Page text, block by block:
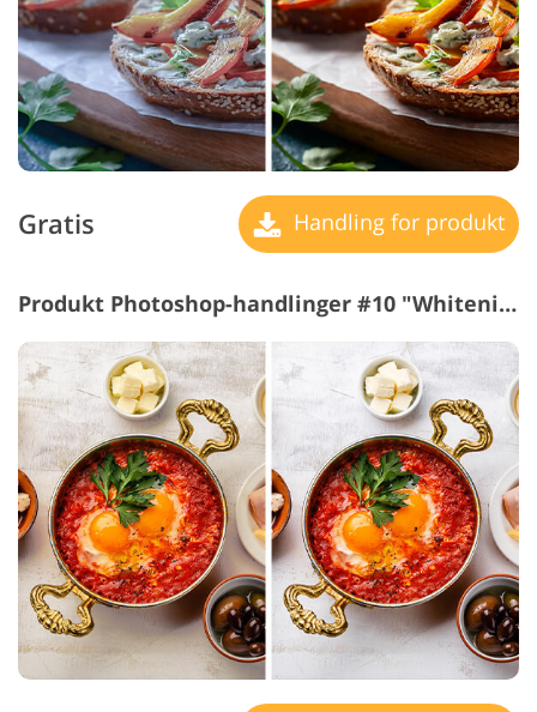
Gratis Handling for produkt
Produkt Photoshop-handlinger #10 "Whitening"